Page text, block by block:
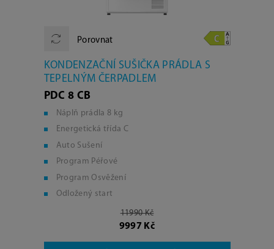
Porovnat
KONDENZAČNÍ SUŠIČKA PRÁDLA S
TEPELNÝM ČERPADLEM
PDC 8 CB
Náplň prádla 8 kg
Energetická třída C
Auto Sušení
Program Péřové
Program Osvěžení
Odložený start
11990 Kč
9997 Kč